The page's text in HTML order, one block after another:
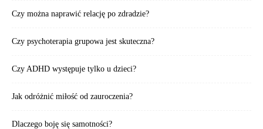
Czy można naprawić relację po zdradzie?
Czy psychoterapia grupowa jest skuteczna?
Czy ADHD występuje tylko u dzieci?
Jak odróżnić miłość od zauroczenia?
Dlaczego boję się samotności?